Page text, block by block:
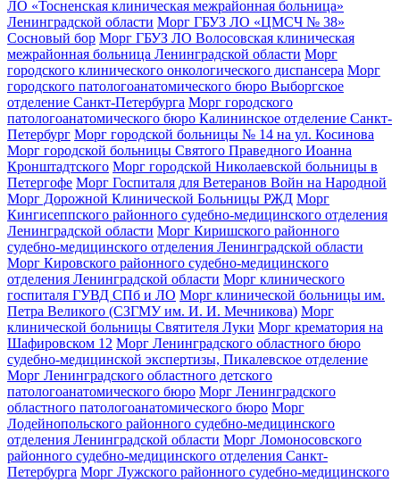
ЛО «Тосненская клиническая межрайонная больница»
Ленинградской области Морг ГБУЗ ЛО «ЦМСЧ № 38»
Сосновый бор Морг ГБУЗ ЛО Волосовская клиническая
межрайонная больница Ленинградской области Морг
городского клинического онкологического диспансера Морг
городского патологоанатомического бюро Выборгское
отделение Санкт-Петербурга Морг городского
патологоанатомического бюро Калининское отделение Санкт-
Петербург Морг городской больницы № 14 на ул. Косинова
Морг городской больницы Святого Праведного Иоанна
Кронштадтского Морг городской Николаевской больницы в
Петергофе Морг Госпиталя для Ветеранов Войн на Народной
Морг Дорожной Клинической Больницы РЖД Морг
Кингисеппского районного судебно-медицинского отделения
Ленинградской области Морг Киришского районного
судебно-медицинского отделения Ленинградской области
Морг Кировского районного судебно-медицинского
отделения Ленинградской области Морг клинического
госпиталя ГУВД СПб и ЛО Морг клинической больницы им.
Петра Великого (СЗГМУ им. И. И. Мечникова) Морг
клинической больницы Святителя Луки Морг крематория на
Шафировском 12 Морг Ленинградского областного бюро
судебно-медицинской экспертизы, Пикалевское отделение
Морг Ленинградского областного детского
патологоанатомического бюро Морг Ленинградского
областного патологоанатомического бюро Морг
Лодейнопольского районного судебно-медицинского
отделения Ленинградской области Морг Ломоносовского
районного судебно-медицинского отделения Санкт-
Петербурга Морг Лужского районного судебно-медицинского